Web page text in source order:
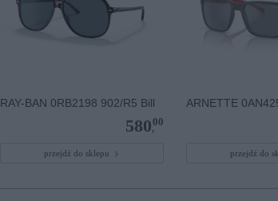
RAY-BAN 0RB2198 902/R5 Bill
580,
00
przejdź do sklepu
ARNETTE
przejdź do